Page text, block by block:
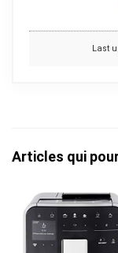
Last
Articles qui